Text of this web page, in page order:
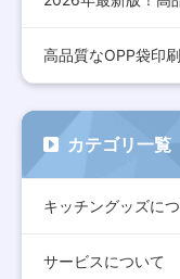
カテゴリ一覧
キッチングッズに
サービスについて